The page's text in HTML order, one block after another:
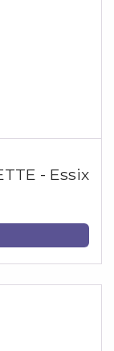
- Essix